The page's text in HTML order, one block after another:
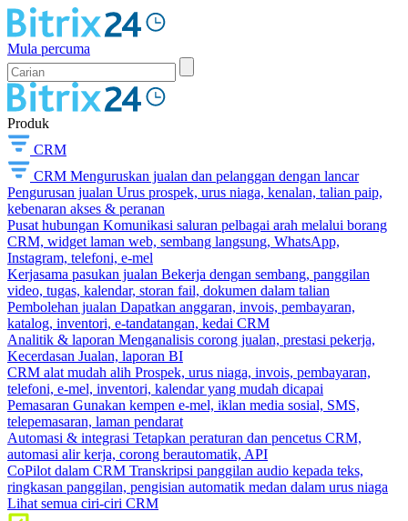
Mula percuma
Produk
CRM
CRM Menguruskan jualan dan pelanggan dengan lancar
Pengurusan jualan Urus prospek, urus niaga, kenalan, talian paip,
kebenaran akses & peranan
Pusat hubungan Komunikasi saluran pelbagai arah melalui borang
CRM, widget laman web, sembang langsung, WhatsApp,
Instagram, telefoni, e-mel
Kerjasama pasukan jualan Bekerja dengan sembang, panggilan
video, tugas, kalendar, storan fail, dokumen dalam talian
Pembolehan jualan Dapatkan anggaran, invois, pembayaran,
katalog, inventori, e-tandatangan, kedai CRM
Analitik & laporan Menganalisis corong jualan, prestasi pekerja,
Kecerdasan Jualan, laporan BI
CRM alat mudah alih Prospek, urus niaga, invois, pembayaran,
telefoni, e-mel, inventori, kalendar yang mudah dicapai
Pemasaran Gunakan kempen e-mel, iklan media sosial, SMS,
telepemasaran, laman pendarat
Automasi & integrasi Tetapkan peraturan dan pencetus CRM,
automasi alir kerja, corong berautomatik, API
CoPilot dalam CRM Transkripsi panggilan audio kepada teks,
ringkasan panggilan, pengisian automatik medan dalam urus niaga
Lihat semua ciri-ciri CRM